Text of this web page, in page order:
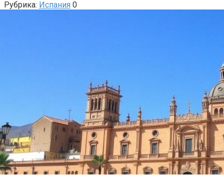
Рубрика: Испания 0